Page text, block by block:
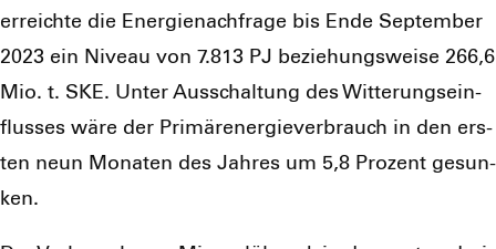
erreich­te die Ener­gie­nach­fra­ge bis Ende Sep­tem­ber
2023 ein Niveau von 7.813 PJ bezie­hungs­wei­se 266,6
Mio. t. SKE. Unter Aus­schal­tung des Wit­te­rungs­ein­
flus­ses wäre der Pri­mär­ener­gie­ver­brauch in den ers­
ten neun Mona­ten des Jah­res um 5,8 Pro­zent gesun­
ken.